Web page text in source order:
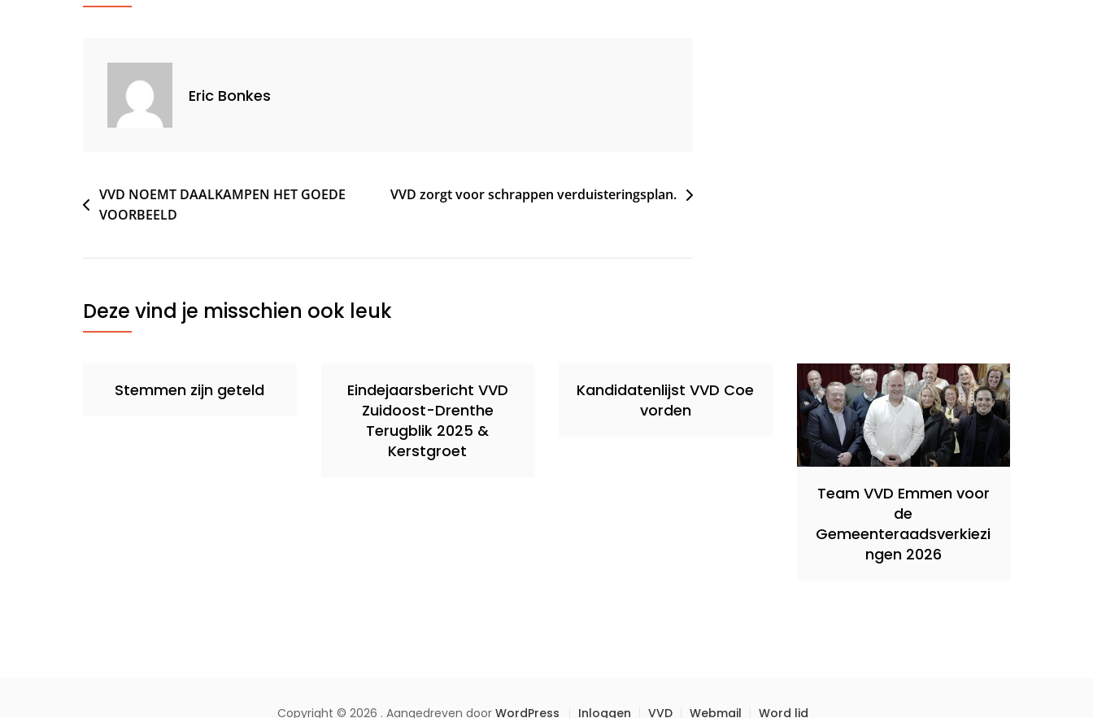
Eric Bonkes
Bericht
navigatie
VVD NOEMT DAALKAMPEN HET GOEDE
VOORBEELD
VVD zorgt voor schrappen verduisteringsplan.
Deze vind je misschien ook leuk
Stemmen zijn geteld
Eindejaarsbericht VVD
Zuidoost-Drenthe
Terugblik 2025 &
Kerstgroet
Kandidatenlijst VVD Coe
vorden
Team VVD Emmen voor
de
Gemeenteraadsverkiezi
ngen 2026
Copyright © 2026 . Aangedreven door WordPress Inloggen VVD Webmail Word lid